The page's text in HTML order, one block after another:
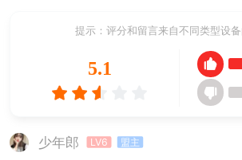
提示：评分和留言来自不同类型设备
5.1
少年郎 LV6 盟主